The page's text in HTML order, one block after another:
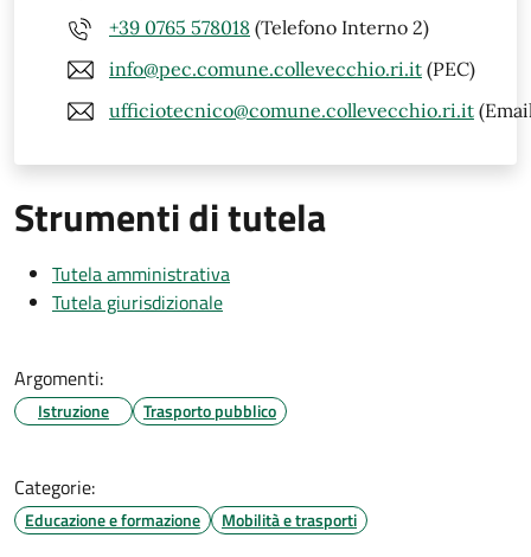
+39 0765 578018 (Telefono Interno 2)
info@pec.comune.collevecchio.ri.it (PEC)
ufficiotecnico@comune.collevecchio.ri.it
Strumenti di tutela
Tutela amministrativa
Tutela giurisdizionale
Argomenti:
Istruzione Trasporto pubblico
Categorie:
Educazione e formazione Mobilità e trasporti